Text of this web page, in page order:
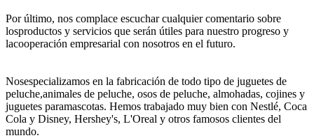
Por último, nos complace escuchar cualquier comentario sobre
losproductos y servicios que serán útiles para nuestro progreso y
lacooperación empresarial con nosotros en el futuro.
Nosespecializamos en la fabricación de todo tipo de juguetes de
peluche,animales de peluche, osos de peluche, almohadas, cojines y
juguetes paramascotas. Hemos trabajado muy bien con Nestlé, Coca
Cola y Disney, Hershey's, L'Oreal y otros famosos clientes del
mundo.